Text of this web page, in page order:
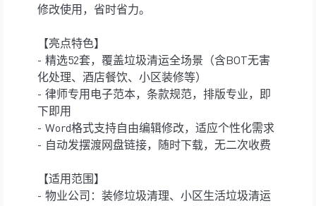
修改使用，省时省力。
【亮点特色】
- 精选52套，覆盖垃圾清运全场景（含BOT无害
化处理、酒店餐饮、小区装修等）
- 律师专用电子范本，条款规范，排版专业，即
下即用
- Word格式支持自由编辑修改，适应个性化需求
- 自动发摆渡网盘链接，随时下载，无二次收费
【适用范围】
- 物业公司：装修垃圾清理、小区生活垃圾清运